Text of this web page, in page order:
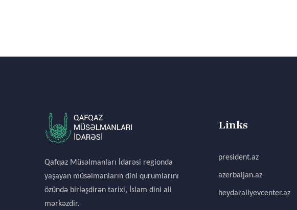
Qafqaz Müsəlmanları İdarəsi regionda
yaşayan müsəlmanların dini qurumlarını
özündə birləşdirən tarixi, İslam dini ali
mərkəzdir.
Links
president.az
azerbaijan.az
heydaraliyevcenter.az